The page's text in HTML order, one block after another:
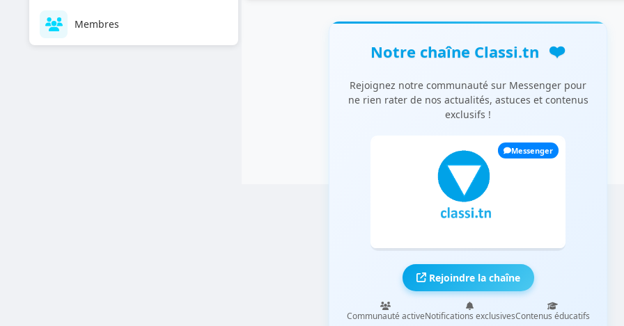
Membres
Notre chaîne Classi.tn ❤️
Rejoignez notre communauté sur Messenger pour
ne rien rater de nos actualités, astuces et contenus
exclusifs !
Messenger
Rejoindre la chaîne
Communauté activeNotifications exclusivesContenus éducatifs